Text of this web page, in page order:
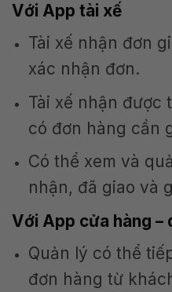
Với App tài xế
Tài xế nhận đơn
xác nhận đơn.
Tài xế nhận được
có đơn hàng cần
Có thể xem và
nhận, đã giao và
Với App cửa hàng –
Quản lý có thể
đơn hàng từ